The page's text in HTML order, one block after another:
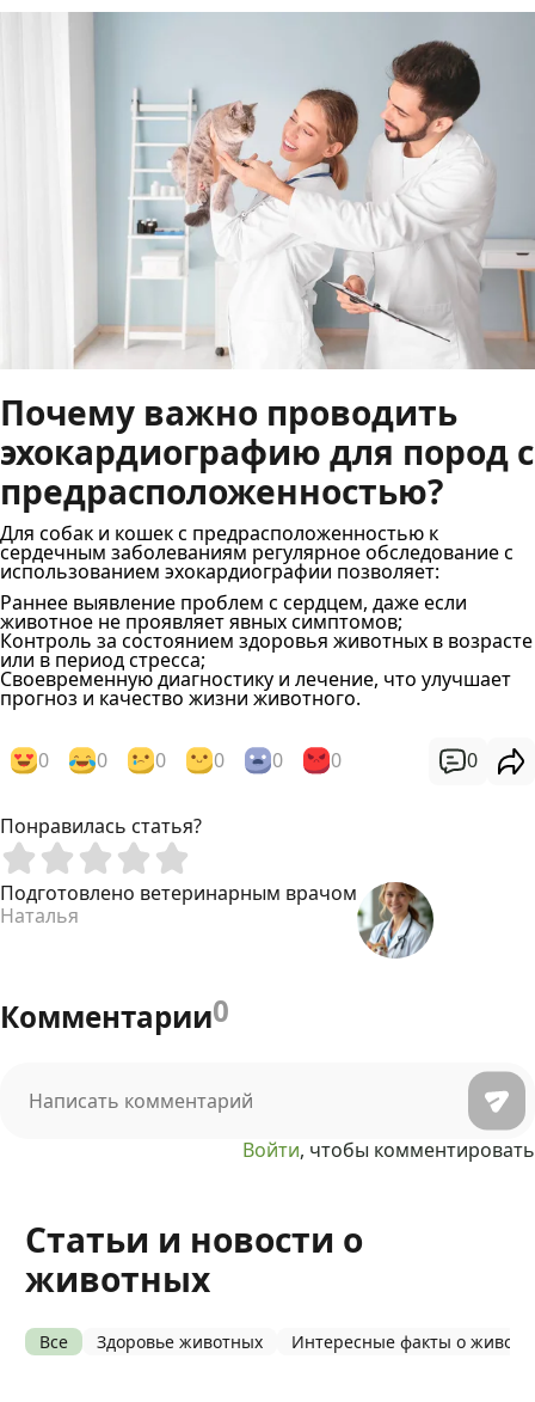
Почему важно проводить
эхокардиографию для пород с
предрасположенностью?
Для собак и кошек с предрасположенностью к
сердечным заболеваниям регулярное обследование с
использованием эхокардиографии позволяет:
Раннее выявление проблем с сердцем, даже если
животное не проявляет явных симптомов;
Контроль за состоянием здоровья животных в возрасте
или в период стресса;
Своевременную диагностику и лечение, что улучшает
прогноз и качество жизни животного.
0 0 0 0 0 0 0
Понравилась статья?
Подготовлено ветеринарным врачом
Наталья
Комментарии0
Войти, чтобы комментировать
Статьи и новости о
животных
Все Здоровье животных Интересные факты о